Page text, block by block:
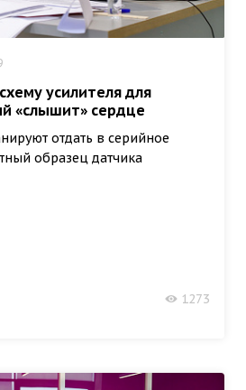
усилителя для
«слышит» сердце
отдать в серийное
образец датчика
1273